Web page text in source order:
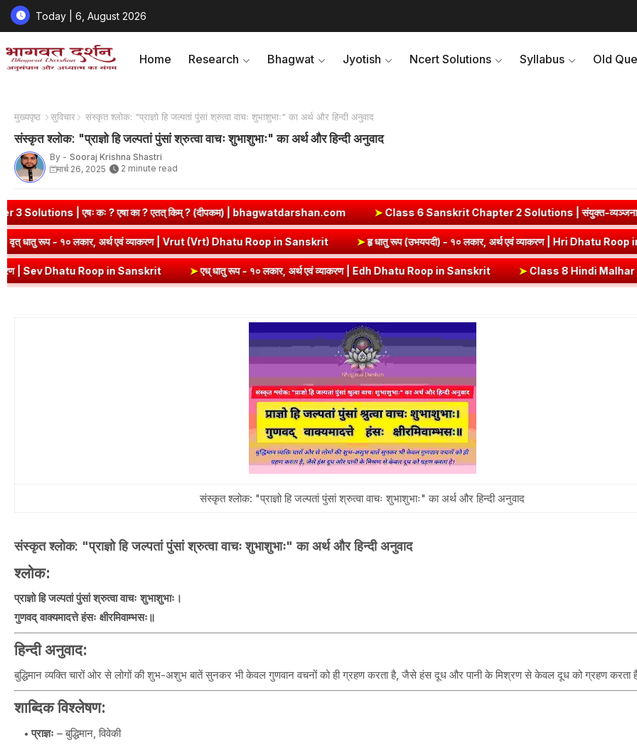
Today | 6, August 2026
Home Research Bhagwat Jyotish Ncert Solutions Syllabus Old
मुख्यपृष्ठ सुविचार संस्कृत श्लोक: "प्राज्ञो हि जल्पतां पुंसां श्रुत्वा वाचः शुभाशुभाः" का अर्थ और हिन्दी अनुवाद
संस्कृत श्लोक: "प्राज्ञो हि जल्पतां पुंसां श्रुत्वा वाचः शुभाशुभाः" का अर्थ और हिन्दी अनुवाद
By - Sooraj Krishna Shastri
मार्च 26, 2025
2 minute read
? एषा का ? एतत् किम् ? (दीपकम) | bhagwatdarshan.com ➤Class 6 Sanskrit Chapter 2 Solutions | संयुक्त-व्यञ्जनानि (दीपकम) |
Sanskrit ➤वृत् धातु रूप - १० लकार, अर्थ एवं व्याकरण | Vrut (Vrt) Dhatu Roop in Sanskrit ➤हृ धातु रूप (उभयपदी) - १० लकार, अर्थ एवं व्याकरण
Roop in Sanskrit ➤एध् धातु रूप - १० लकार, अर्थ एवं व्याकरण | Edh Dhatu Roop in Sanskrit ➤Class 8 Hindi Malhar Chapter 4
संस्कृत श्लोक: "प्राज्ञो हि जल्पतां पुंसां श्रुत्वा वाचः शुभाशुभाः" का अर्थ और हिन्दी अनुवाद
संस्कृत श्लोक: "प्राज्ञो हि जल्पतां पुंसां श्रुत्वा वाचः शुभाशुभाः" का अर्थ और हिन्दी अनुवाद
श्लोक:
प्राज्ञो हि जल्पतां पुंसां श्रुत्वा वाचः शुभाशुभाः।
गुणवद् वाक्यमादत्ते हंसः क्षीरमिवाम्भसः॥
हिन्दी अनुवाद:
बुद्धिमान व्यक्ति चारों ओर से लोगों की शुभ-अशुभ बातें सुनकर भी केवल गुणवान वचनों को ही ग्रहण करता है, जैसे हंस दूध और पानी के मिश्रण से केवल दूध को ग्रहण करता
शाब्दिक विश्लेषण:
प्राज्ञः – बुद्धिमान, विवेकी